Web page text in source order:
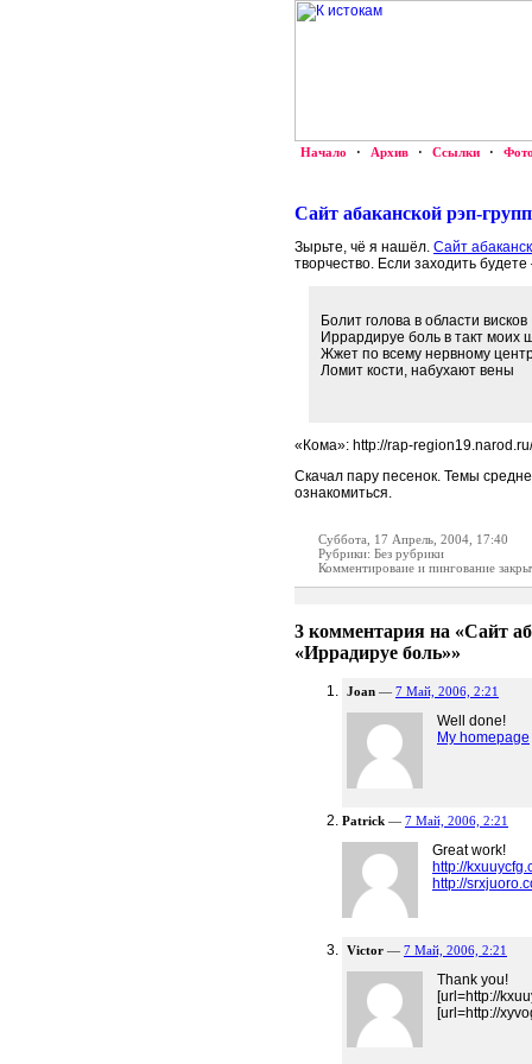
Начало · Архив · Ссылки ·
Сайт абаканской рэп-
Зырьте, чё я нашёл. Сайт
творчество. Если заходить
Болит голова в области висков
Иррардируе боль в такт моих
Жжет по всему нервному
Ломит кости, набухают вены
«Кома»: http://rap-
Скачал пару песенок. Темы
ознакомиться.
Суббота, 17 Апрель, 2004, 17:40
Рубрики: Без рубрики
Комментироваие и пингование
3 комментария на «Сайт
«Иррадируе боль»»
Joan — 7 Май, 2006, 2:21
Well done!
My homepage
Patrick — 7 Май, 2006, 2:21
Great work!
http://
http://
Victor — 7 Май, 2006, 2:21
Thank you!
[url=http://
[url=http://